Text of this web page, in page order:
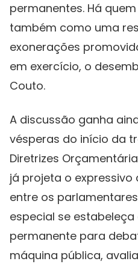
permanentes. Há
também como uma
exonerações
em exercício, o
Couto.
A discussão ganha
vésperas do início da
Diretrizes
já projeta o expressivo
entre os
especial se
permanente para
máquina pública,